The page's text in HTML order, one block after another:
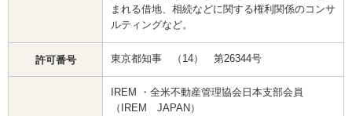
まれる借地、相続などに関する権利関係のコンサ
ルティングなど。
許可番号 東京都知事 （14） 第26344号
IREM ・全米不動産管理協会日本支部会員
（IREM JAPAN）